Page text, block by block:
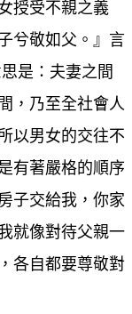
授受不親之義
兮敬如父。』言
是：夫妻之間
，乃至全社會人
以男女的交往不
有著嚴格的順序
子交給我，你家
就像對待父親一
各自都要尊敬對